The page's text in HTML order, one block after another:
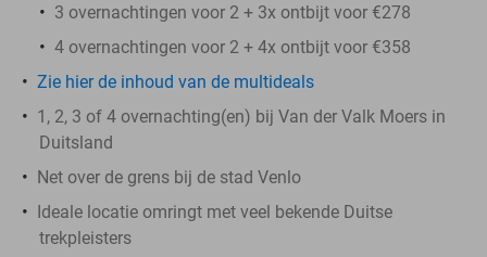
3 overnachtingen voor 2 + 3x ontbijt voor €278
4 overnachtingen voor 2 + 4x ontbijt voor €358
Zie hier de inhoud van de multideals
1, 2, 3 of 4 overnachting(en) bij Van der Valk Moers in
Duitsland
Net over de grens bij de stad Venlo
Ideale locatie omringt met veel bekende Duitse
trekpleisters